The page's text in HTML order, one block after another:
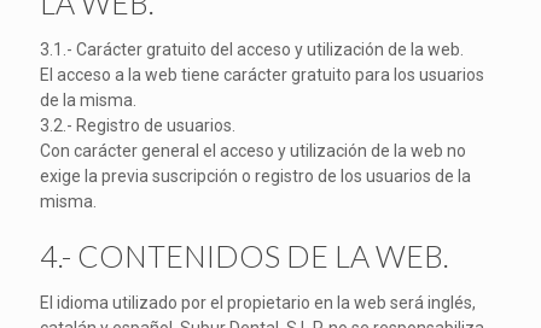
3.1.- Carácter gratuito del acceso y utilización de la web.
El acceso a la web tiene carácter gratuito para los usuarios
de la misma.
3.2.- Registro de usuarios.
Con carácter general el acceso y utilización de la web no
exige la previa suscripción o registro de los usuarios de la
misma.
4.- CONTENIDOS DE LA WEB.
El idioma utilizado por el propietario en la web será inglés,